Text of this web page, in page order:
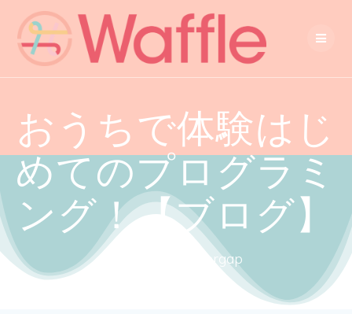
おうちで体験はじ
めてのプログラミ
ング！【ブログ】
Close the gendergap